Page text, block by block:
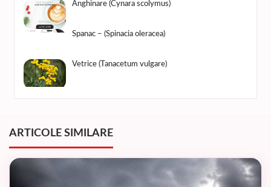
Anghinare (Cynara scolymus)
Spanac – (Spinacia oleracea)
Vetrice (Tanacetum vulgare)
ARTICOLE SIMILARE